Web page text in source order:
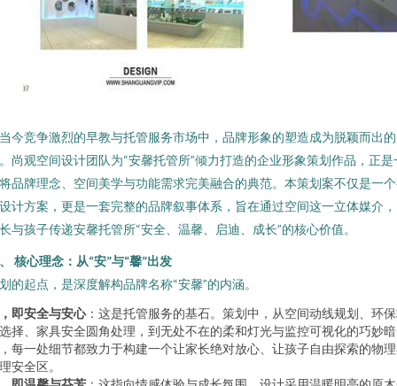
今竞争激烈的早教与托管服务市场中，品牌形象的塑造成为脱颖而出
尚观空间设计团队为“安馨托管所”倾力打造的企业形象策划作品，正是
品牌理念、空间美学与功能需求完美融合的典范。本策划案不仅是一
计方案，更是一套完整的品牌叙事体系，旨在通过空间这一立体媒介
与孩子传递安馨托管所“安全、温馨、启迪、成长”的核心价值。
核心理念：从“安”与“馨”出发
的起点，是深度解构品牌名称“安馨”的内涵。
即安全与安心：这是托管服务的基石。策划中，从空间动线规划、环
择、家具安全圆角处理，到无处不在的柔和灯光与监控可视化的巧妙暗
每一处细节都致力于构建一个让家长绝对放心、让孩子自由探索的物
安全区。